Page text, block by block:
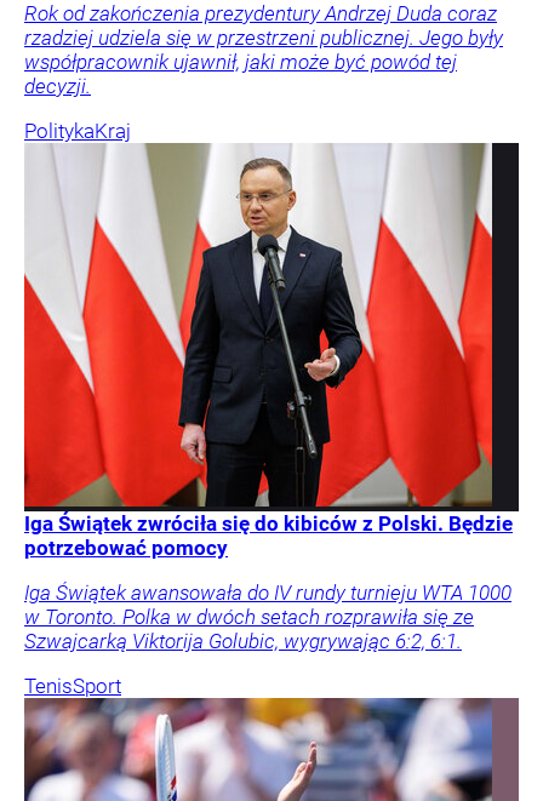
Rok od zakończenia prezydentury Andrzej Duda coraz
rzadziej udziela się w przestrzeni publicznej. Jego były
współpracownik ujawnił, jaki może być powód tej
decyzji.
PolitykaKraj
Iga Świątek zwróciła się do kibiców z Polski. Będzie
potrzebować pomocy
Iga Świątek awansowała do IV rundy turnieju WTA 1000
w Toronto. Polka w dwóch setach rozprawiła się ze
Szwajcarką Viktorija Golubic, wygrywając 6:2, 6:1.
TenisSport